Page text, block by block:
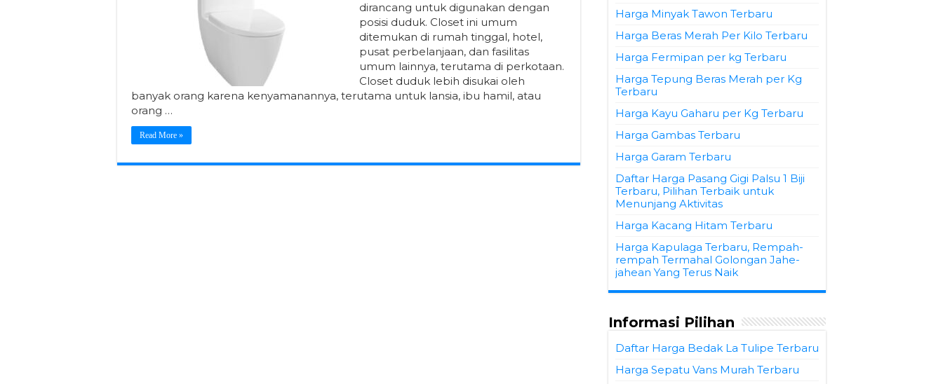
dirancang untuk digunakan dengan
posisi duduk. Closet ini umum
ditemukan di rumah tinggal, hotel,
pusat perbelanjaan, dan fasilitas
umum lainnya, terutama di perkotaan.
Closet duduk lebih disukai oleh
banyak orang karena kenyamanannya, terutama untuk lansia, ibu hamil, atau
orang …
Read More »
Harga Minyak Tawon Terbaru
Harga Beras Merah Per Kilo Terbaru
Harga Fermipan per kg Terbaru
Harga Tepung Beras Merah per Kg
Terbaru
Harga Kayu Gaharu per Kg Terbaru
Harga Gambas Terbaru
Harga Garam Terbaru
Daftar Harga Pasang Gigi Palsu 1 Biji
Terbaru, Pilihan Terbaik untuk
Menunjang Aktivitas
Harga Kacang Hitam Terbaru
Harga Kapulaga Terbaru, Rempah-
rempah Termahal Golongan Jahe-
jahean Yang Terus Naik
Informasi Pilihan
Daftar Harga Bedak La Tulipe Terbaru
Harga Sepatu Vans Murah Terbaru